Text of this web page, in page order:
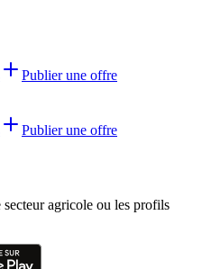
Publier une offre
Publier une offre
agricole ou les profils